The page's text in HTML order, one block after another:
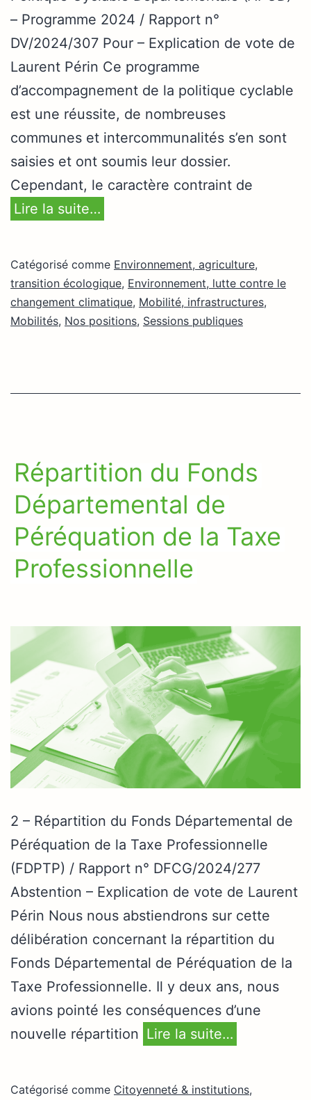
– Programme 2024 / Rapport n°
DV/2024/307 Pour – Explication de vote de
Laurent Périn Ce programme
d’accompagnement de la politique cyclable
est une réussite, de nombreuses
communes et intercommunalités s’en sont
saisies et ont soumis leur dossier.
Cependant, le caractère contraint de
Lire la suite…
Catégorisé comme Environnement, agriculture,
transition écologique, Environnement, lutte contre le
changement climatique, Mobilité, infrastructures,
Mobilités, Nos positions, Sessions publiques
Répartition du Fonds
Départemental de
Péréquation de la Taxe
Professionnelle
2 – Répartition du Fonds Départemental de
Péréquation de la Taxe Professionnelle
(FDPTP) / Rapport n° DFCG/2024/277
Abstention – Explication de vote de Laurent
Périn Nous nous abstiendrons sur cette
délibération concernant la répartition du
Fonds Départemental de Péréquation de la
Taxe Professionnelle. Il y deux ans, nous
avions pointé les conséquences d’une
nouvelle répartition Lire la suite…
Catégorisé comme Citoyenneté & institutions,